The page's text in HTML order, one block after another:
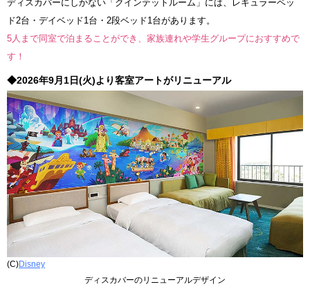
ディスカバーにしかない「クインテットルーム」には、レギュラーベッ
ド2台・デイベッド1台・2段ベッド1台があります。
5人まで同室で泊まることができ、家族連れや学生グループにおすすめで
す！
◆2026年9月1日(火)より客室アートがリニューアル
(C)Disney
ディスカバーのリニューアルデザイン